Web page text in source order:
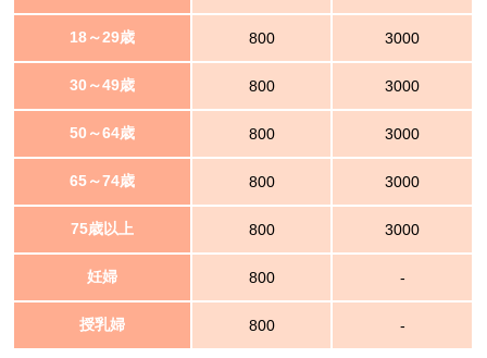
18～29歳 800 3000
30～49歳 800 3000
50～64歳 800 3000
65～74歳 800 3000
75歳以上 800 3000
妊婦 800 -
授乳婦 800 -